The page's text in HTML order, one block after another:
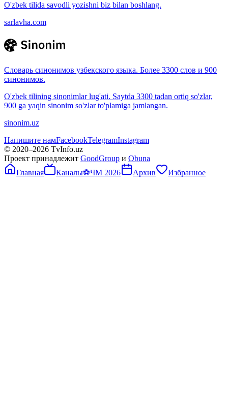
O'zbek tilida savodli yozishni biz bilan boshlang.
sarlavha.com
Словарь синонимов узбекского языка. Более 3300 слов и 900
синонимов.
O'zbek tilining sinonimlar lug'ati. Saytda 3300 tadan ortiq so'zlar,
900 ga yaqin sinonim so'zlar to'plamiga jamlangan.
sinonim.uz
Напишите намFacebookTelegramInstagram
© 2020–2026 TvInfo.uz
Проект принадлежит GoodGroup и Obuna
Главная
Каналы⚽ЧМ 2026 Архив Избранное